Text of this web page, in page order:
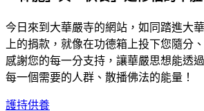
今日來到大華嚴寺的網站，如同踏進大
上的捐款，就像在功德箱上投下您隨分
感謝您的每一分支持，讓華嚴思想能透
每一個需要的人群、散播佛法的能量！
護持供養